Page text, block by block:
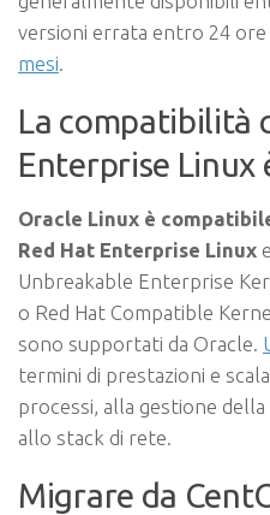
versioni errata entro 24 ore
mesi.
La compatibilità
Enterprise Linux
Oracle Linux è
Red Hat Enterprise Linux
Unbreakable Enterprise
o Red Hat Compatible
sono supportati da Oracle.
termini di prestazioni e
processi, alla gestione
allo stack di rete.
Migrare da